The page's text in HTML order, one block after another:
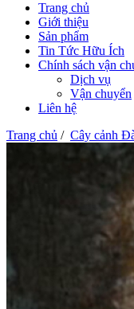
Trang chủ
Giới thiệu
Sản phẩm
Tin Tức Hữu Ích
Chính sách vận
Dịch vụ
Vận chuyển
Liên hệ
Trang chủ / Cây cảnh